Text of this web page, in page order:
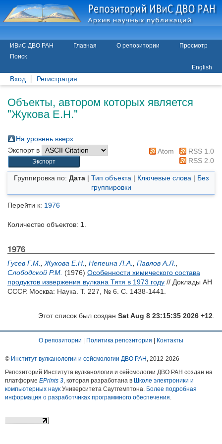
ИВиС ДВО РАН Главная О репозитории
Просмотр
Поиск
English
Вход Регистрация
Объекты, автором которых является
"Жукова Е.Н."
На уровень вверх
Экспорт в
Atom
RSS 1.0
RSS 2.0
Группировка по: Дата| Тип объекта | Ключевые слова | Без
группировки
Перейти к: 1976
Количество объектов: 1
1976
Гусев Г.М. Жукова Е.Н. Непеина Л.А. Павлов А.Л.
Слободской Р.М. (1976) Особенности химического состава
продуктов извержения вулкана Тятя в 1973 году // Доклады АН
СССР. Москва: Наука. Т. 227, № 6. С. 1438-1441.
Этот список был создан Sat Aug 8 23:15:35 2026 +12
О репозитории Политика репозитория Контакты
© Институт вулканологии и сейсмологии ДВО РАН , 2012-2026
Репозиторий Института вулканологии и сейсмологии ДВО РАН создан на
платформе EPrints 3, которая разработана в Школе электроники и
компьютерных наук Университета Саутгемптона. Более подробная
информация о разработчиках программного обеспечения.